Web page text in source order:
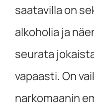
saatavilla on
alkoholia ja
seurata
vapaasti. On
narkomaanin